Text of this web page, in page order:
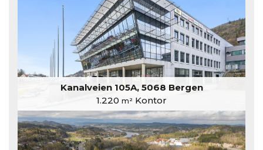
Kanalveien 105A, 5068 Bergen
1.220 m² Kontor